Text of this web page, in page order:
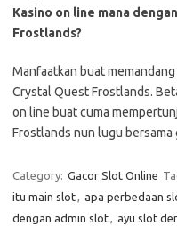
Kasino on line mana
Frostlands?
Manfaatkan buat
Crystal Quest Frostlands.
on line buat cuma
Frostlands nun lugu
Category: Gacor Slot Online
itu main slot, apa perbedaan
dengan admin slot, ayu slot